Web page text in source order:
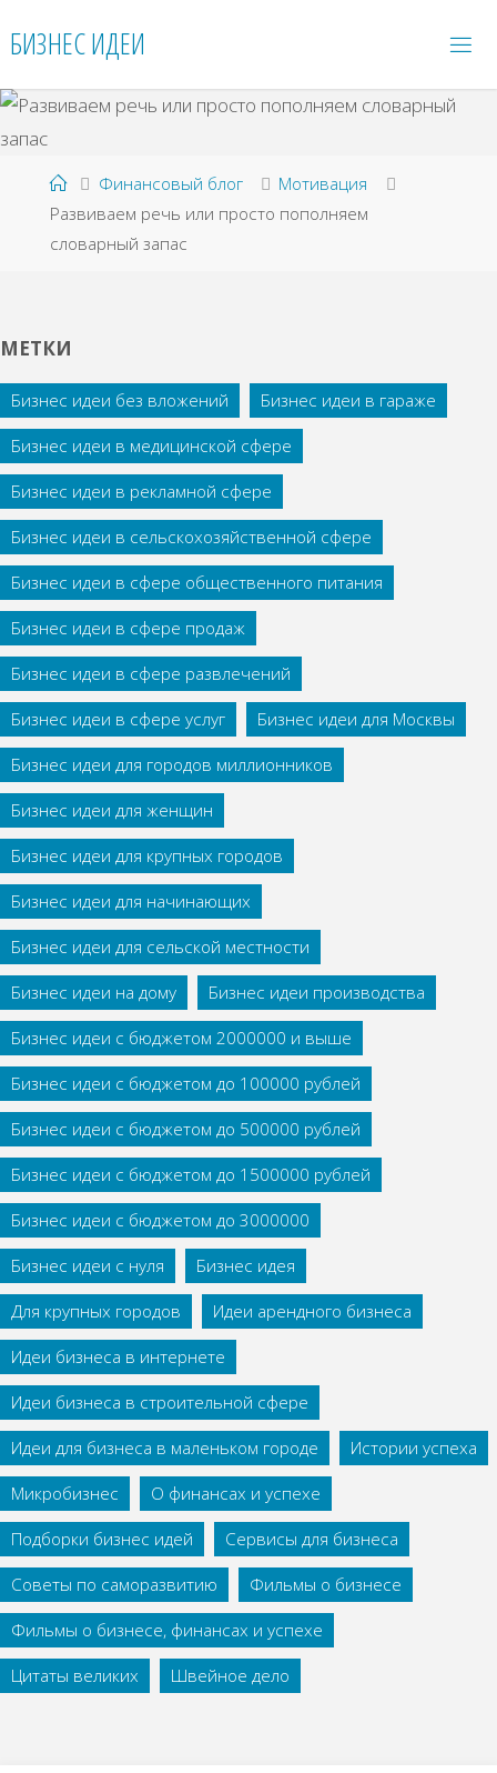
БИЗНЕС ИДЕИ
ГлавнаяФинансовый блог
Мотивация
Развиваем речь или просто пополняем
словарный запас
МЕТКИ
Бизнес идеи без вложений
Бизнес идеи в гараже
Бизнес идеи в медицинской сфере
Бизнес идеи в рекламной сфере
Бизнес идеи в сельскохозяйственной сфере
Бизнес идеи в сфере общественного питания
Бизнес идеи в сфере продаж
Бизнес идеи в сфере развлечений
Бизнес идеи в сфере услуг
Бизнес идеи для Москвы
Бизнес идеи для городов миллионников
Бизнес идеи для женщин
Бизнес идеи для крупных городов
Бизнес идеи для начинающих
Бизнес идеи для сельской местности
Бизнес идеи на дому
Бизнес идеи производства
Бизнес идеи с бюджетом 2000000 и выше
Бизнес идеи с бюджетом до 100000 рублей
Бизнес идеи с бюджетом до 500000 рублей
Бизнес идеи с бюджетом до 1500000 рублей
Бизнес идеи с бюджетом до 3000000
Бизнес идеи с нуля
Бизнес идея
Для крупных городов
Идеи арендного бизнеса
Идеи бизнеса в интернете
Идеи бизнеса в строительной сфере
Идеи для бизнеса в маленьком городе
Истории успеха
Микробизнес
О финансах и успехе
Подборки бизнес идей
Сервисы для бизнеса
Советы по саморазвитию
Фильмы о бизнесе
Фильмы о бизнесе, финансах и успехе
Цитаты великих
Швейное дело